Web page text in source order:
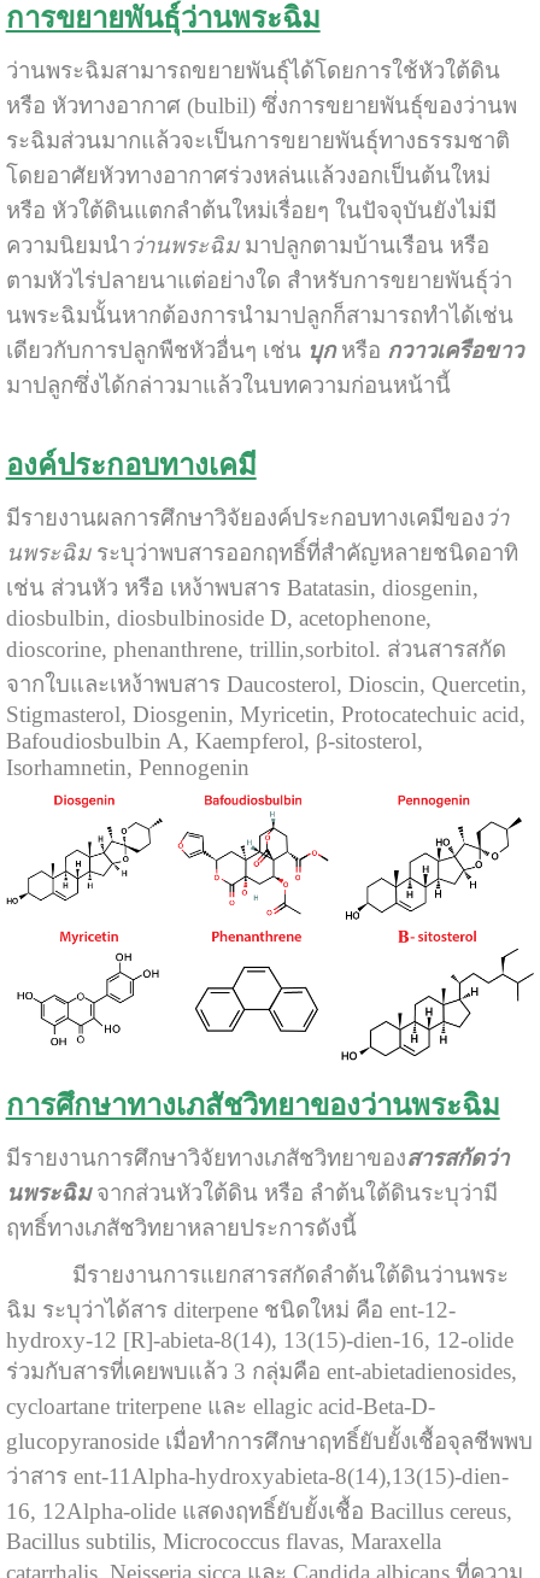
การขยายพันธุ์ว่านพระฉิม
ว่านพระฉิมสามารถขยายพันธุ์ได้โดยการใช้หัวใต้ดิน
หรือ หัวทางอากาศ (bulbil) ซึ่งการขยายพันธุ์ของว่านพ
ระฉิมส่วนมากแล้วจะเป็นการขยายพันธุ์ทางธรรมชาติ
โดยอาศัยหัวทางอากาศร่วงหล่นแล้วงอกเป็นต้นใหม่
หรือ หัวใต้ดินแตกลำต้นใหม่เรื่อยๆ ในปัจจุบันยังไม่มี
ความนิยมนำว่านพระฉิมมาปลูกตามบ้านเรือน หรือ
ตามหัวไร่ปลายนาแต่อย่างใด สำหรับการขยายพันธุ์ว่า
นพระฉิมนั้นหากต้องการนำมาปลูกก็สามารถทำได้เช่น
เดียวกับการปลูกพืชหัวอื่นๆ เช่น บุกหรือ กวาวเครือขาว
มาปลูกซึ่งได้กล่าวมาแล้วในบทความก่อนหน้านี้
องค์ประกอบทางเคมี
มีรายงานผลการศึกษาวิจัยองค์ประกอบทางเคมีของว่า
นพระฉิมระบุว่าพบสารออกฤทธิ์ที่สำคัญหลายชนิดอาทิ
เช่น ส่วนหัว หรือ เหง้าพบสาร Batatasin, diosgenin,
diosbulbin, diosbulbinoside D, acetophenone,
dioscorine, phenanthrene, trillin,sorbitol. ส่วนสารสกัด
จากใบและเหง้าพบสาร Daucosterol, Dioscin, Quercetin,
Stigmasterol, Diosgenin, Myricetin, Protocatechuic acid,
Bafoudiosbulbin A, Kaempferol, β-sitosterol,
Isorhamnetin, Pennogenin
การศึกษาทางเภสัชวิทยาของว่านพระฉิม
มีรายงานการศึกษาวิจัยทางเภสัชวิทยาของสารสกัดว่า
นพระฉิมจากส่วนหัวใต้ดิน หรือ ลำต้นใต้ดินระบุว่ามี
ฤทธิ์ทางเภสัชวิทยาหลายประการดังนี้
มีรายงานการแยกสารสกัดลำต้นใต้ดินว่านพระ
ฉิม ระบุว่าได้สาร diterpene ชนิดใหม่ คือ ent-12-
hydroxy-12 [R]-abieta-8(14), 13(15)-dien-16, 12-olide
ร่วมกับสารที่เคยพบแล้ว 3 กลุ่มคือ ent-abietadienosides,
cycloartane triterpene และ ellagic acid-Beta-D-
glucopyranoside เมื่อทำการศึกษาฤทธิ์ยับยั้งเชื้อจุลชีพพบ
ว่าสาร ent-11Alpha-hydroxyabieta-8(14),13(15)-dien-
16, 12Alpha-olide แสดงฤทธิ์ยับยั้งเชื้อ Bacillus cereus,
Bacillus subtilis, Micrococcus flavas, Maraxella
catarrhalis, Neisseria sicca และ Candida albicans ที่ความ